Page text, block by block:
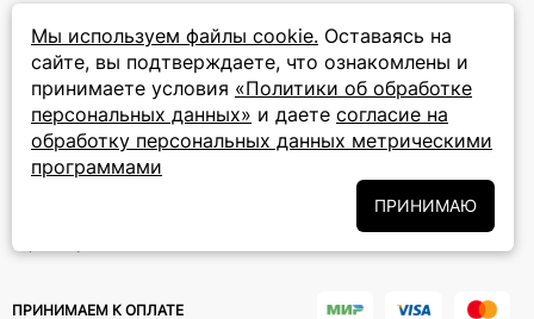
Мы используем файлы cookie. Оставаясь на
сайте, вы подтверждаете, что ознакомлены и
принимаете условия «Политики об обработке
персональных данных» и даете согласие на
обработку персональных данных метрическими
программами
ПРИНИМАЮ
8 (800) 777-72-69
прием звонков: круглосуточно
ПОДПИСКА НА РАССЫЛКУ
Подписаться на новости
Подписываясь на рассылку, вы соглашаетесь с условиямиПолитики
и даёте своё согласие на их
обработку
ПРИНИМАЕМ К ОПЛАТЕ